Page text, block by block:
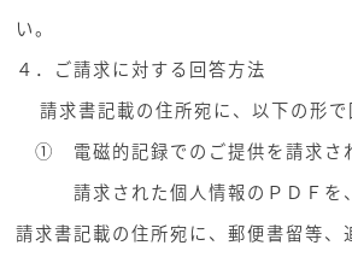
い。
４．ご請求に対する回答方法
請求書記載の住所宛に、以下の形で
① 電磁的記録でのご提供を請求さ
請求された個人情報のＰＤＦを
請求書記載の住所宛に、郵便書留等、